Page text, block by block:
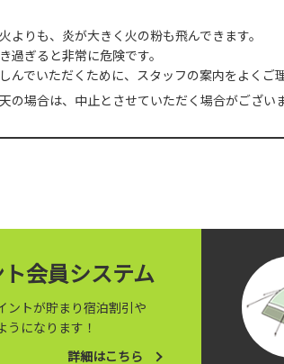
よりも、炎が大きく火の粉も飛んできます。
過ぎると非常に危険です。
んでいただくために、スタッフの案内をよくご
の場合は、中止とさせていただく場合がございま
会員システム
ントが貯まり宿泊割引や
うになります！
詳細はこちら